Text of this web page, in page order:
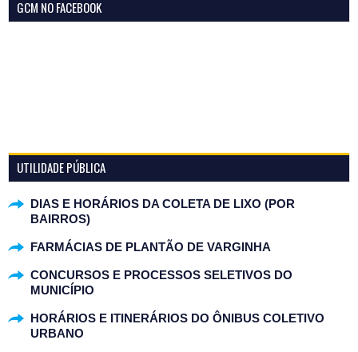
GCM NO FACEBOOK
UTILIDADE PÚBLICA
DIAS E HORÁRIOS DA COLETA DE LIXO (POR
BAIRROS)
FARMÁCIAS DE PLANTÃO DE VARGINHA
CONCURSOS E PROCESSOS SELETIVOS DO
MUNICÍPIO
HORÁRIOS E ITINERÁRIOS DO ÔNIBUS COLETIVO
URBANO